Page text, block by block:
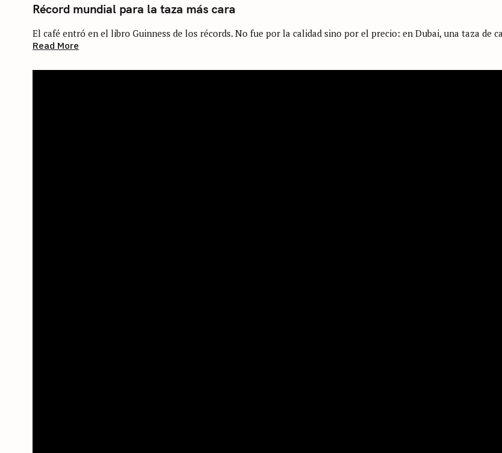
Récord mundial para la taza más cara
El café entró en el libro Guinness de los récords. No fue por la calidad sino por el precio: en Dubai, una taza de
Read More